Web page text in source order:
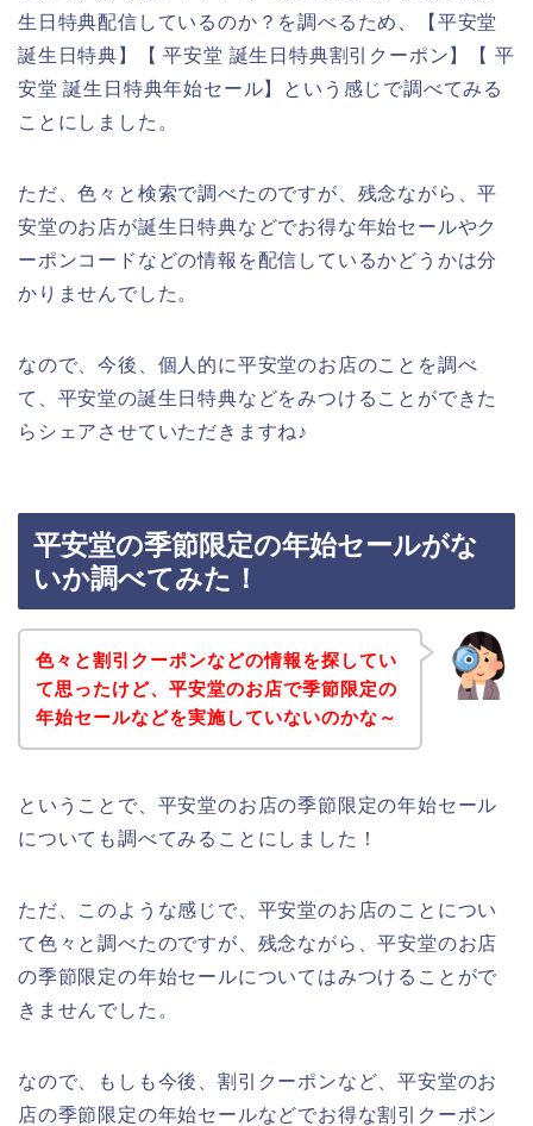
生日特典配信しているのか？を調べるため、【平安堂
誕生日特典】【 平安堂 誕生日特典割引クーポン】【 平
安堂 誕生日特典年始セール】という感じで調べてみる
ことにしました。
ただ、色々と検索で調べたのですが、残念ながら、平
安堂のお店が誕生日特典などでお得な年始セールやク
ーポンコードなどの情報を配信しているかどうかは分
かりませんでした。
なので、今後、個人的に平安堂のお店のことを調べ
て、平安堂の誕生日特典などをみつけることができた
らシェアさせていただきますね♪
平安堂の季節限定の年始セールがな
いか調べてみた！
色々と割引クーポンなどの情報を探してい
て思ったけど、平安堂のお店で季節限定の
年始セールなどを実施していないのかな～
ということで、平安堂のお店の季節限定の年始セール
についても調べてみることにしました！
ただ、このような感じで、平安堂のお店のことについ
て色々と調べたのですが、残念ながら、平安堂のお店
の季節限定の年始セールについてはみつけることがで
きませんでした。
なので、もしも今後、割引クーポンなど、平安堂のお
店の季節限定の年始セールなどでお得な割引クーポン